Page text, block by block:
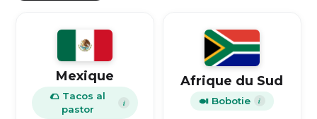
Mexique
🌮 Tacos al
pastor
i
Afrique du Sud
🍛 Bobotie i